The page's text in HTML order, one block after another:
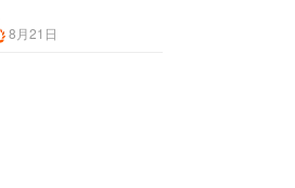
8月21日